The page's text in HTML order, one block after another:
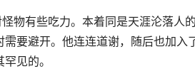
物有些吃力。本着同是天涯沦落人
要避开。他连连道谢，随后也加入
见的。